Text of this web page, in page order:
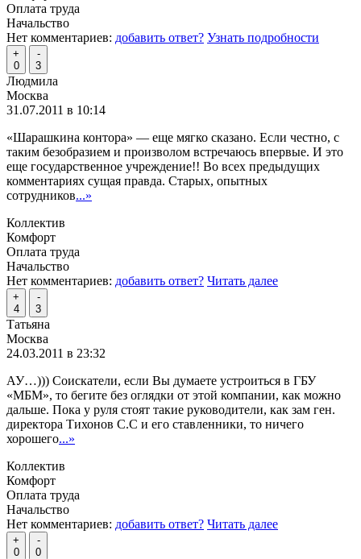
Оплата труда
Начальство
Нет комментариев: добавить ответ? Узнать подробности
+
0
-
3
Людмила
Москва
31.07.2011 в 10:14
«Шарашкина контора» — еще мягко сказано. Если честно, с
таким безобразием и произволом встречаюсь впервые. И это
еще государственное учреждение!! Во всех предыдущих
комментариях сущая правда. Старых, опытных
сотрудников...»
Коллектив
Комфорт
Оплата труда
Начальство
Нет комментариев: добавить ответ? Читать далее
+
4
-
3
Татьяна
Москва
24.03.2011 в 23:32
АУ…))) Соискатели, если Вы думаете устроиться в ГБУ
«МБМ», то бегите без оглядки от этой компании, как можно
дальше. Пока у руля стоят такие руководители, как зам ген.
директора Тихонов С.С и его ставленники, то ничего
хорошего...»
Коллектив
Комфорт
Оплата труда
Начальство
Нет комментариев: добавить ответ? Читать далее
+
0
-
0